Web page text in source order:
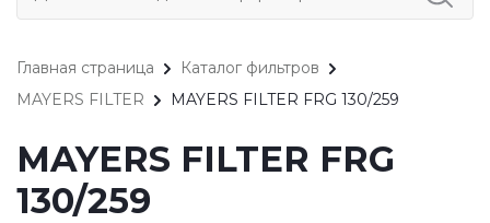
Главная страница
Каталог фильтров
MAYERS FILTER
MAYERS FILTER FRG 130/259
MAYERS FILTER FRG
130/259